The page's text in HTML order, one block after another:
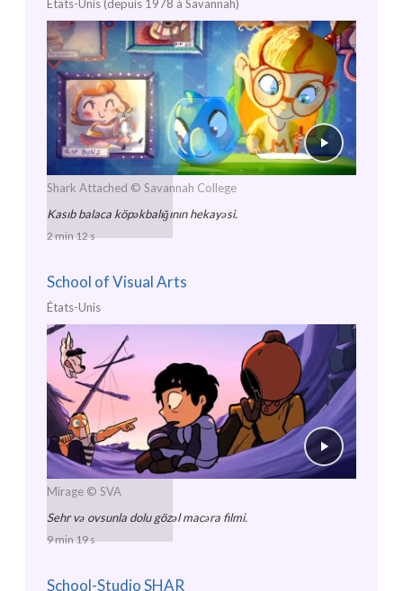
États-Unis (depuis 1978 à Savannah)
Shark Attached © Savannah College
Kasıb balaca köpəkbalığının hekayəsi.
2 min 12 s
School of Visual Arts
États-Unis
Mirage © SVA
Sehr və ovsunla dolu gözəl macəra filmi.
9 min 19 s
School-Studio SHAR